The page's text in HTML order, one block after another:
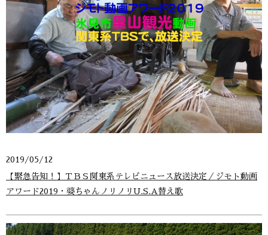
2019/05/12
【緊急告知！】ＴＢＳ関東系テレビニュース放送決定／ジモト動画
アワード2019・婆ちゃんノリノリU.S.A替え歌